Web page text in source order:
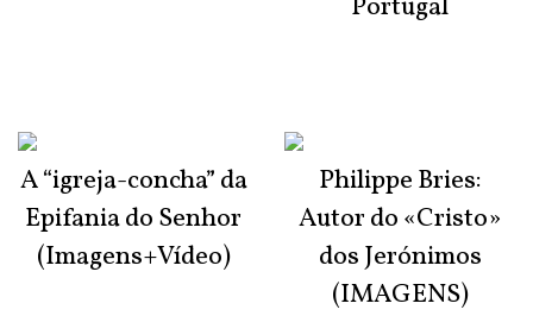
A “igreja-concha” da
Epifania do Senhor
(Imagens+Vídeo)
Portugal
Philippe Bries:
Autor do «Cristo»
dos Jerónimos
(IMAGENS)